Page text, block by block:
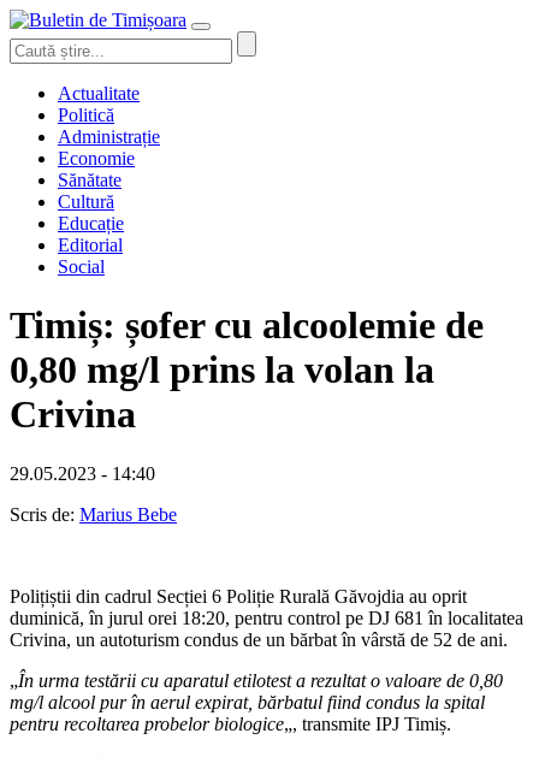
Actualitate
Politică
Administrație
Economie
Sănătate
Cultură
Educație
Editorial
Social
Timiș: șofer cu alcoolemie de
0,80 mg/l prins la volan la
Crivina
29.05.2023 - 14:40
Scris de: Marius Bebe
Polițiștii din cadrul Secției 6 Poliție Rurală Găvojdia au oprit
duminică, în jurul orei 18:20, pentru control pe DJ 681 în localitatea
Crivina, un autoturism condus de un bărbat în vârstă de 52 de ani.
„În urma testării cu aparatul etilotest a rezultat o valoare de 0,80
mg/l alcool pur în aerul expirat, bărbatul fiind condus la spital
pentru recoltarea probelor biologice„, transmite IPJ Timiș.